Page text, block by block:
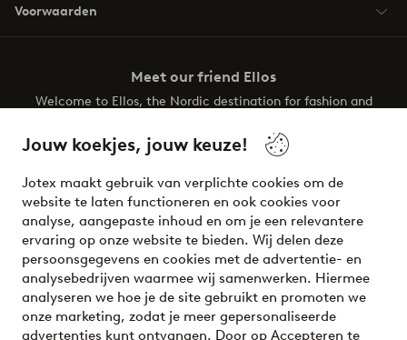
Jouw koekjes, jouw keuze!
Jotex maakt gebruik van verplichte cookies om de
website te laten functioneren en ook cookies voor
analyse, aangepaste inhoud en om je een relevantere
ervaring op onze website te bieden. Wij delen deze
persoonsgegevens en cookies met de advertentie- en
analysebedrijven waarmee wij samenwerken. Hiermee
analyseren we hoe je de site gebruikt en promoten we
onze marketing, zodat je meer gepersonaliseerde
advertenties kunt ontvangen. Door op Accepteren te
Voorwaarden
Meet our friend Ellos
Welcome to Ellos, the Nordic destination for fashion and
your wardrobe. Your next inspiring look is here!
Veilig betalen - Nu betalen of opsplitsen
Wil je meer weten over onze betaalopties?